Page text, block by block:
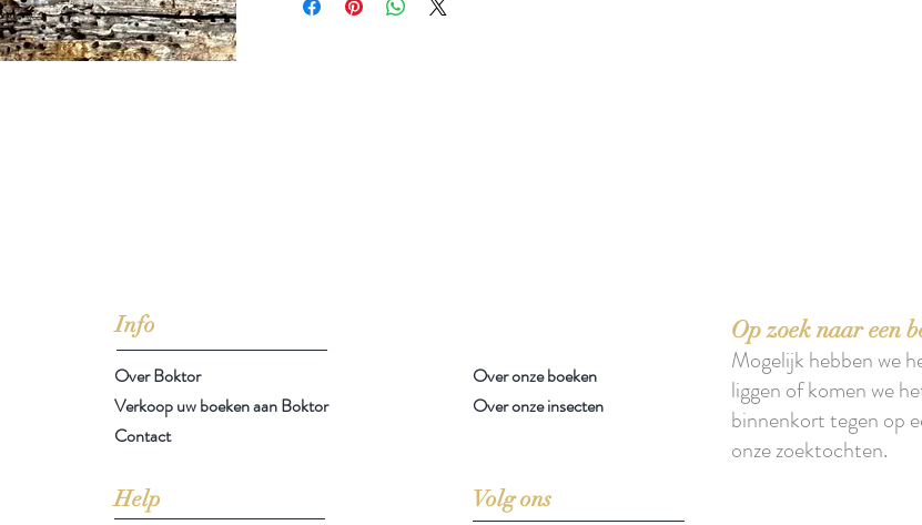
Info
Over Boktor
Verkoop uw boeken aan Boktor
Contact
Help Volg ons
Op zoek naar een
Mogelijk hebben we
liggen of komen we
binnenkort tegen op
onze zoektochten.
Over onze boeken
Over onze insecten